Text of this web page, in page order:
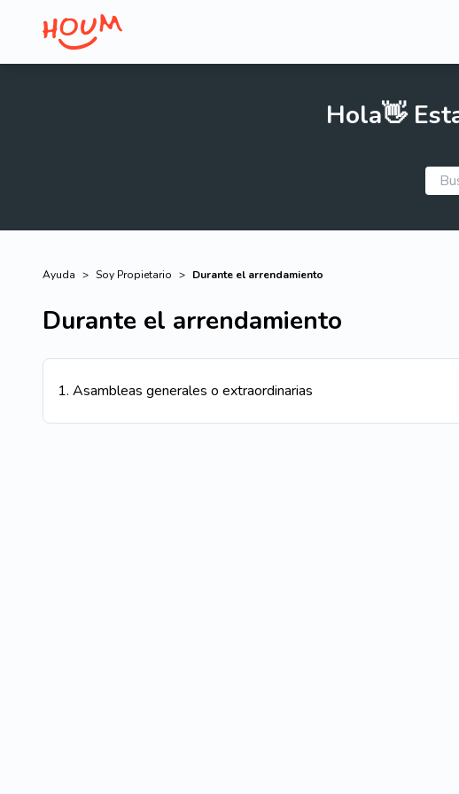
Hola👋
Ayuda > Soy Propietario > Durante el arrendamiento
Durante el arrendamiento
1. Asambleas generales o extraordinarias